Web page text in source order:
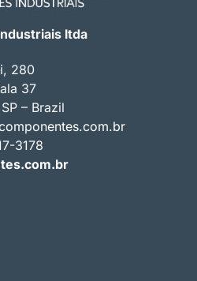
ltda
280
37
– Brazil
3178